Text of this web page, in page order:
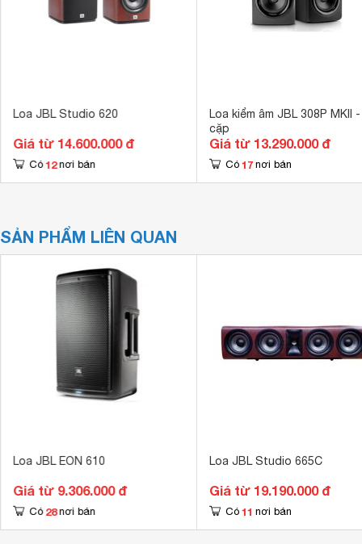
Loa JBL Studio 620
Giá từ 14.600.000 đ
Có 12 nơi bán
Loa kiểm âm JBL 308P MKII
cặp
Giá từ 13.290.000 đ
Có 17 nơi bán
SẢN PHẨM LIÊN QUAN
Loa JBL EON 610
Giá từ 9.306.000 đ
Có 28 nơi bán
Loa JBL Studio 665C
Giá từ 19.190.000 đ
Có 11 nơi bán